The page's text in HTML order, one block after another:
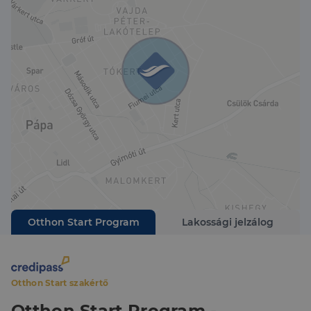
található, közel iskolákhoz, óvodákhoz és boltokhoz,
így ideális családok számára, de akár vállalkozásra is
További információért várom hívását a megadott
Otthon Start Program Lakossági jelzálog
Otthon Start szakértő